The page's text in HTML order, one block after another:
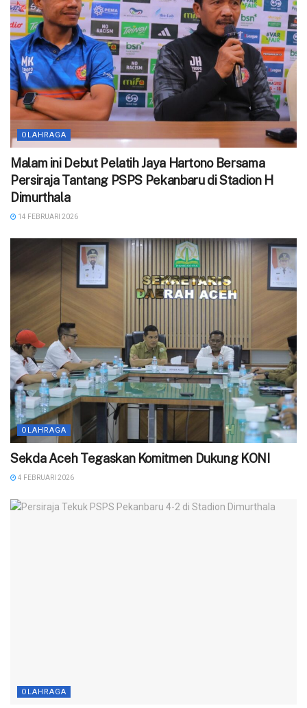
OLAHRAGA
Malam ini Debut Pelatih Jaya Hartono Bersama
Persiraja Tantang PSPS Pekanbaru di Stadion H
Dimurthala
14 FEBRUARI 2026
OLAHRAGA
Sekda Aceh Tegaskan Komitmen Dukung KONI
4 FEBRUARI 2026
OLAHRAGA